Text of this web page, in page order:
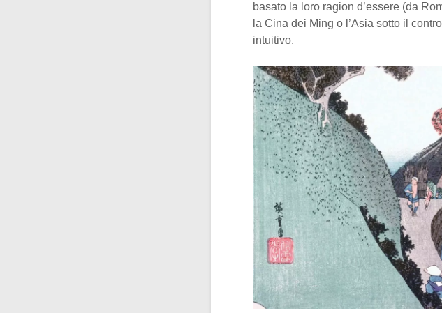
basato la loro ragion d’essere (da
la Cina dei Ming o l’Asia sotto il
intuitivo.